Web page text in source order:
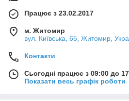
Працює з 23.02.2017
м. Житомир
вул. Київська, 65, Житомир,
Контакти
Сьогодні працює з 09:00 до
Показати весь графік роботи